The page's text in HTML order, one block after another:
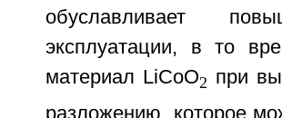
обуславливает
эксплуатации, в то
материал LiCoO2 при
разложению, которое